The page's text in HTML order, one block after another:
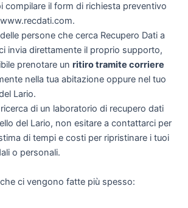
compilare il form di richiesta preventivo
persone che cerca Recupero Dati a
invia direttamente il proprio supporto,
prenotare un ritiro tramite corriere
nella tua abitazione oppure nel tuo
Lario.
di un laboratorio di recupero dati
del Lario, non esitare a contattarci per
di tempi e costi per ripristinare i tuoi
o personali.
ci vengono fatte più spesso: